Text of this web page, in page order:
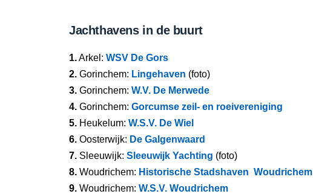
Jachthavens in de buurt
1.Arkel: WSV De Gors
2. Gorinchem: Lingehaven (foto)
3. Gorinchem: W.V. De Merwede
4. Gorinchem: Gorcumse zeil- en roeivereniging
5. Heukelum: W.S.V. De Wiel
6. Oosterwijk: De Galgenwaard
7. Sleeuwijk: Sleeuwijk Yachting (foto)
8. Woudrichem: Historische Stadshaven Woudrichem
9. Woudrichem: W.S.V. Woudrichem